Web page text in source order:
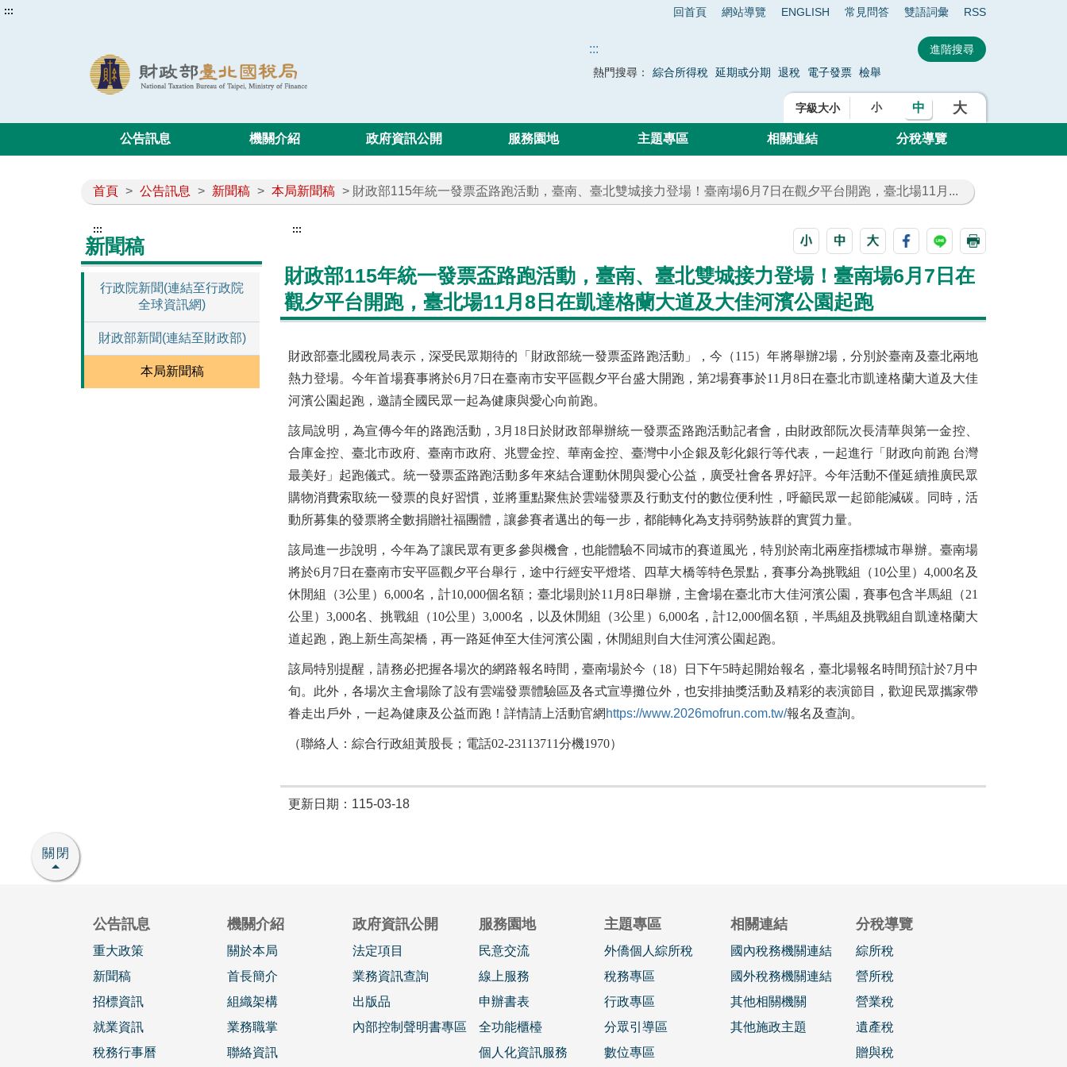
::: 回首頁 網站導覽 ENGLISH 常見問答 雙語詞彙 RSS
:::
熱門搜尋： 綜合所得稅 延期或分期 退稅 電子發票 檢舉
字級大小 小 中 大
公告訊息 機關介紹 政府資訊公開 服務園地 主題專區 相關連結 分稅導覽
首頁 > 公告訊息 > 新聞稿 > 本局新聞稿 > 財政部115年統一發票盃路跑活動，臺南、臺北雙城接力登場！臺南場6月7日在觀夕平台開跑，臺北場11月...
:::
新聞稿
行政院新聞(連結至行政院
全球資訊網)
財政部新聞(連結至財政部)
本局新聞稿
:::
財政部115年統一發票盃路跑活動，臺南、臺北雙城接力登場！臺南場6月7日在
觀夕平台開跑，臺北場11月8日在凱達格蘭大道及大佳河濱公園起跑
財政部臺北國稅局表示，深受民眾期待的「財政部統一發票盃路跑活動」，今（115）年將舉辦2場，分別於臺南及臺北兩地
熱力登場。今年首場賽事將於6月7日在臺南市安平區觀夕平台盛大開跑，第2場賽事於11月8日在臺北市凱達格蘭大道及大佳
河濱公園起跑，邀請全國民眾一起為健康與愛心向前跑。
該局說明，為宣傳今年的路跑活動，3月18日於財政部舉辦統一發票盃路跑活動記者會，由財政部阮次長清華與第一金控、
合庫金控、臺北市政府、臺南市政府、兆豐金控、華南金控、臺灣中小企銀及彰化銀行等代表，一起進行「財政向前跑 台灣
最美好」起跑儀式。統一發票盃路跑活動多年來結合運動休閒與愛心公益，廣受社會各界好評。今年活動不僅延續推廣民眾
購物消費索取統一發票的良好習慣，並將重點聚焦於雲端發票及行動支付的數位便利性，呼籲民眾一起節能減碳。同時，活
動所募集的發票將全數捐贈社福團體，讓參賽者邁出的每一步，都能轉化為支持弱勢族群的實質力量。
該局進一步說明，今年為了讓民眾有更多參與機會，也能體驗不同城市的賽道風光，特別於南北兩座指標城市舉辦。臺南場
將於6月7日在臺南市安平區觀夕平台舉行，途中行經安平燈塔、四草大橋等特色景點，賽事分為挑戰組（10公里）4,000名及
休閒組（3公里）6,000名，計10,000個名額；臺北場則於11月8日舉辦，主會場在臺北市大佳河濱公園，賽事包含半馬組（21
公里）3,000名、挑戰組（10公里）3,000名，以及休閒組（3公里）6,000名，計12,000個名額，半馬組及挑戰組自凱達格蘭大
道起跑，跑上新生高架橋，再一路延伸至大佳河濱公園，休閒組則自大佳河濱公園起跑。
該局特別提醒，請務必把握各場次的網路報名時間，臺南場於今（18）日下午5時起開始報名，臺北場報名時間預計於7月中
旬。此外，各場次主會場除了設有雲端發票體驗區及各式宣導攤位外，也安排抽獎活動及精彩的表演節目，歡迎民眾攜家帶
眷走出戶外，一起為健康及公益而跑！詳情請上活動官網 https://www.2026mofrun.com.tw/報名及查詢。
（聯絡人：綜合行政組黃股長；電話02-23113711分機1970）
更新日期：115-03-18
關閉
公告訊息
重大政策
新聞稿
招標資訊
就業資訊
稅務行事曆
機關介紹
關於本局
首長簡介
組織架構
業務職掌
聯絡資訊
政府資訊公開
法定項目
業務資訊查詢
出版品
內部控制聲明書專區
服務園地
民意交流
線上服務
申辦書表
全功能櫃檯
個人化資訊服務
主題專區
外僑個人綜所稅
稅務專區
行政專區
分眾引導區
數位專區
相關連結
國內稅務機關連結
國外稅務機關連結
其他相關機關
其他施政主題
分稅導覽
綜所稅
營所稅
營業稅
遺產稅
贈與稅